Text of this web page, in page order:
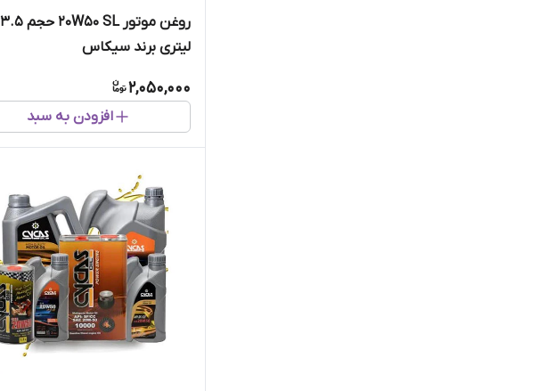
روغن موتور 20W50 SL حجم 3.5
لیتری برند سیکاس
2,050,000
افزودن به سبد